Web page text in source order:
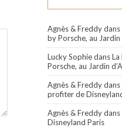
Agnès & Freddydans
by Porsche, au
Lucky SophiedansLa
Porsche, au Jardin
Agnès & Freddydans
profiter de
Agnès & Freddydans
Disneyland Paris